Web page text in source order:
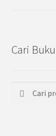
Cari Buku
Pencarian